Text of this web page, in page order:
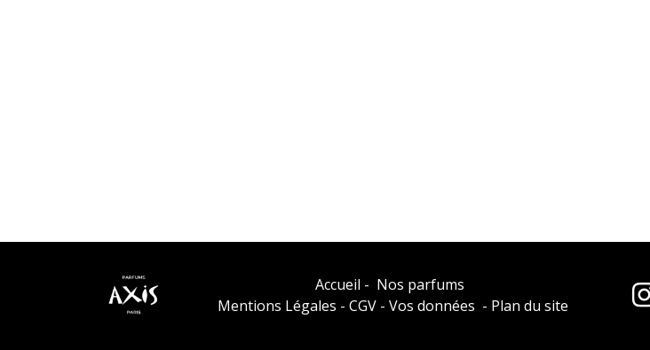
Accueil - Nos parfums
Mentions Légales - CGV - Vos données - Plan du site